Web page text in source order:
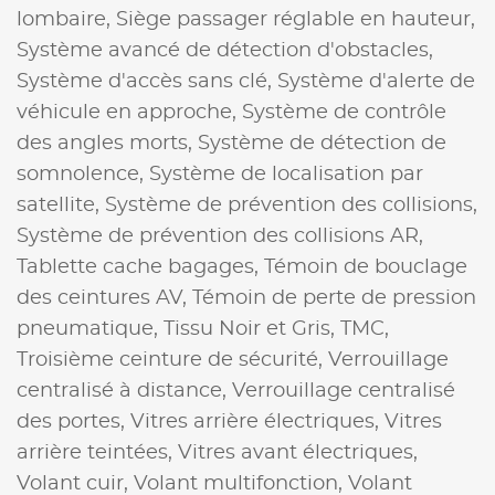
lombaire, Siège passager réglable en hauteur,
Système avancé de détection d'obstacles,
Système d'accès sans clé, Système d'alerte de
véhicule en approche, Système de contrôle
des angles morts, Système de détection de
somnolence, Système de localisation par
satellite, Système de prévention des collisions,
Système de prévention des collisions AR,
Tablette cache bagages,
Témoin de bouclage
des ceintures AV,
Témoin de perte de pression
pneumatique,
Tissu Noir et Gris,
TMC,
Troisième ceinture de sécurité, Verrouillage
centralisé à distance, Verrouillage centralisé
des portes, Vitres arrière électriques, Vitres
arrière teintées, Vitres avant électriques,
Volant cuir, Volant multifonction, Volant